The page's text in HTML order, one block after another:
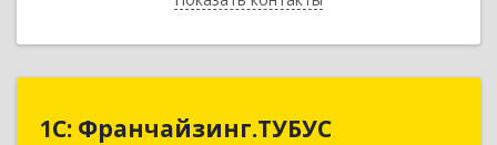
1С: Франчайзинг.ТУБУС
1С: Франчайзинг.ТУБУС